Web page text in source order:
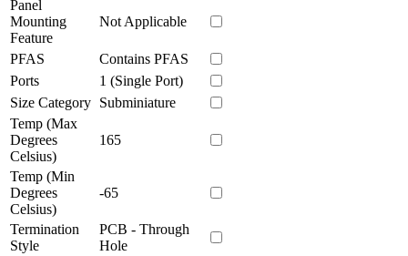
Panel
Mounting
Feature
Not Applicable
PFAS
Contains PFAS
Ports
1 (Single Port)
Size Category Subminiature
Temp (Max
Degrees
Celsius)
165
Temp (Min
Degrees
Celsius)
-65
Termination
Style
PCB - Through
Hole